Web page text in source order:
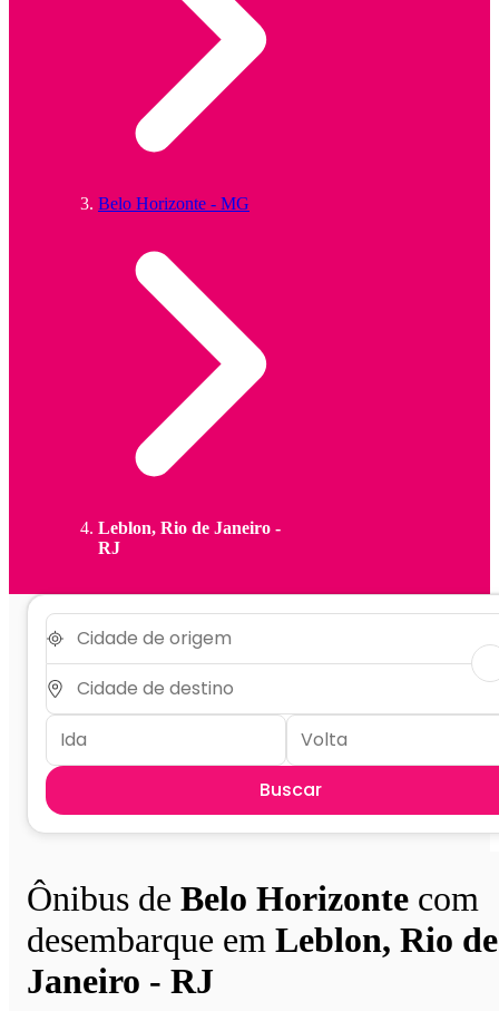
Belo Horizonte - MG
Leblon, Rio de Janeiro -
RJ
Buscar
Ônibus de Belo Horizonte com
desembarque em Leblon, Rio de
Janeiro - RJ